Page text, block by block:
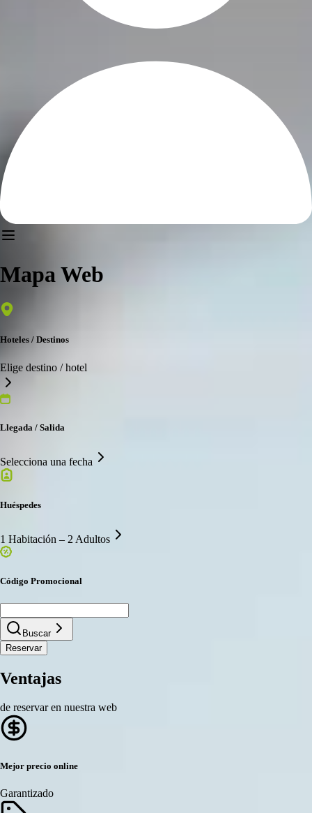
Mapa Web
Hoteles / Destinos
Elige destino / hotel
Llegada / Salida
Selecciona una fecha
Huéspedes
1 Habitación – 2 Adultos
Código Promocional
Buscar
Reservar
Ventajas
de reservar en nuestra web
Mejor precio online
Garantizado